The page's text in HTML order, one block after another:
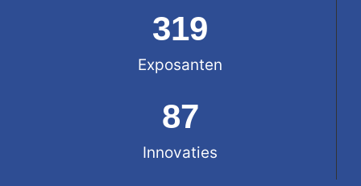
Exposanten
319
Innovaties
87